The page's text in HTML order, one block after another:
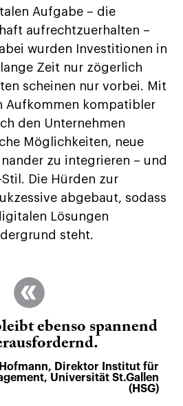
Aufgabe – die
aufrechtzuerhalten –
wurden Investitionen in
Zeit nur zögerlich
scheinen nur vorbei. Mit
Aufkommen kompatibler
den Unternehmen
Möglichkeiten, neue
zu integrieren – und
Die Hürden zur
abgebaut, sodass
Lösungen
steht.
ebenso spannend
Direktor Institut für
Universität St.Gallen
(HSG)